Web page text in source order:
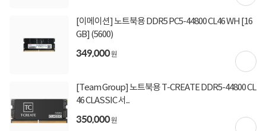
[이메이션] 노트북용 DDR5 PC5-44800 CL46 WH [16
GB] (5600)
349,000원
[Team Group] 노트북용 T-CREATE DDR5-44800 CL
46 CLASSIC 서...
350,000원
배송
빨라요 98%